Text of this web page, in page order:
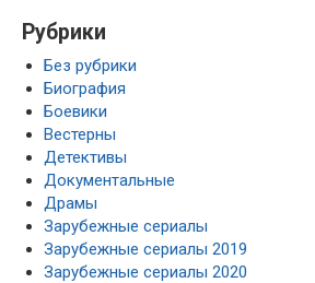
Рубрики
Без рубрики
Биография
Боевики
Вестерны
Детективы
Документальные
Драмы
Зарубежные сериалы
Зарубежные сериалы 2019
Зарубежные сериалы 2020